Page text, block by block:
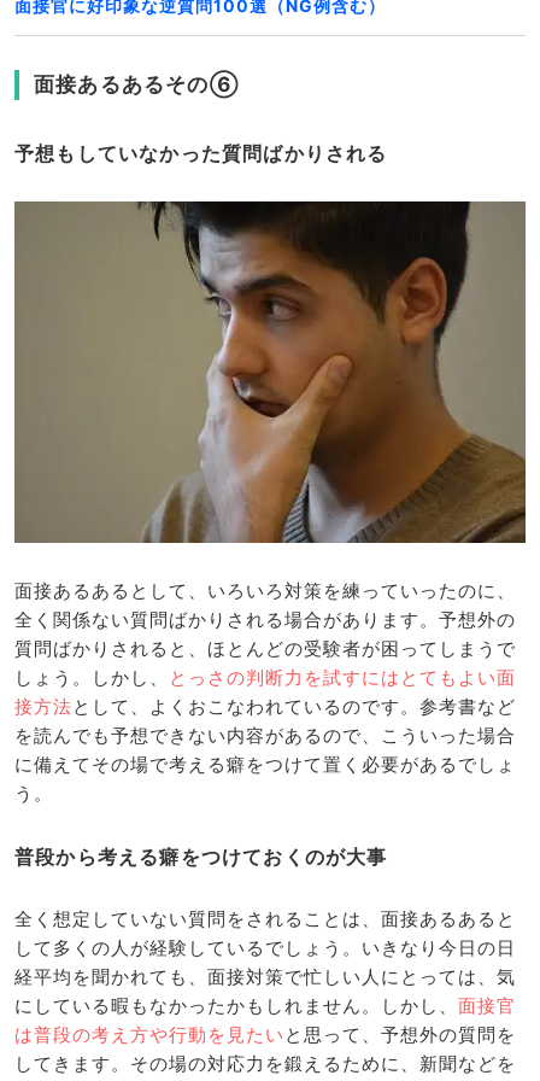
面接官に好印象な逆質問100選（NG例含む）
面接あるあるその⑥
予想もしていなかった質問ばかりされる
面接あるあるとして、いろいろ対策を練っていったのに、
全く関係ない質問ばかりされる場合があります。予想外の
質問ばかりされると、ほとんどの受験者が困ってしまうで
しょう。しかし、
とっさの判断力を試すにはとてもよい面
接方法として、よくおこなわれているのです。参考書など
を読んでも予想できない内容があるので、こういった場合
に備えてその場で考える癖をつけて置く必要があるでしょ
う。
普段から考える癖をつけておくのが大事
全く想定していない質問をされることは、面接あるあると
して多くの人が経験しているでしょう。いきなり今日の日
経平均を聞かれても、面接対策で忙しい人にとっては、気
にしている暇もなかったかもしれません。しかし、 面接官
は普段の考え方や行動を見たい と思って、予想外の質問を
してきます。その場の対応力を鍛えるために、新聞などを